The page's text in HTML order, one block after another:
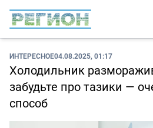
ИНТЕРЕСНОЕ04.08.2025, 01:17
Холодильник
забудьте про тазики —
способ